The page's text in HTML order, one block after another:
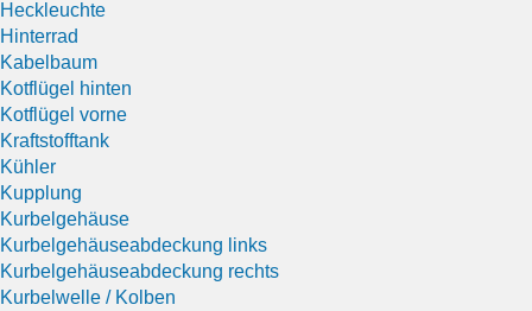
Heckleuchte
Hinterrad
Kabelbaum
Kotflügel hinten
Kotflügel vorne
Kraftstofftank
Kühler
Kupplung
Kurbelgehäuse
Kurbelgehäuseabdeckung links
Kurbelgehäuseabdeckung rechts
Kurbelwelle / Kolben